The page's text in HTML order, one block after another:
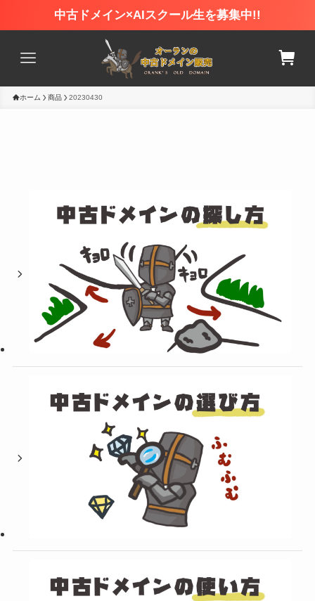
中古ドメイン×AIスクール生を募集中!!
ホーム 商品 20230430